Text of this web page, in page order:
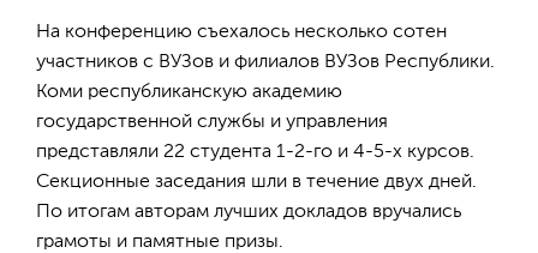
На конференцию съехалось несколько сотен
участников с ВУЗов и филиалов ВУЗов Республики.
Коми республиканскую академию
государственной службы и управления
представляли 22 студента 1-2-го и 4-5-х курсов.
Секционные заседания шли в течение двух дней.
По итогам авторам лучших докладов вручались
грамоты и памятные призы.